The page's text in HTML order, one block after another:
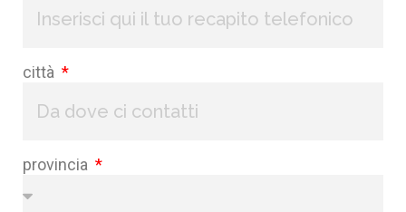
città
provincia